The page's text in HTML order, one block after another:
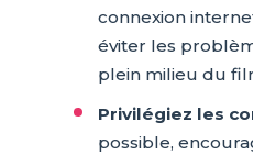
connexion
éviter les
plein milieu du
Privilégiez les
possible,